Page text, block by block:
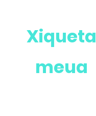
Xiqueta
meua